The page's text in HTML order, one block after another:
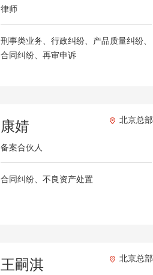
律师
刑事类业务、行政纠纷、产品质量纠纷、
合同纠纷、再审申诉
康婧
备案合伙人
北京总部
合同纠纷、不良资产处置
王嗣淇 北京总部